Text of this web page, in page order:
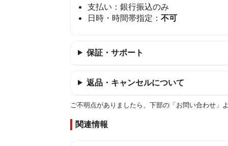
支払い：銀行振込のみ
日時・時間帯指定：不可
保証・サポート
返品・キャンセルについて
ご不明点がありましたら、下部の「お問い合わせ」
関連情報